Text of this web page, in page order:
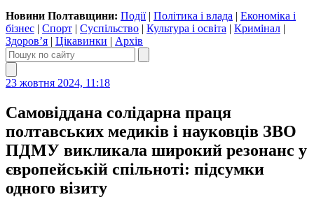
Новини Полтавщини: Події| Політика і влада | Економіка і
бізнес | Спорт | Суспільство | Культура і освіта | Кримінал |
Здоров’я | Цікавинки | Архів
23 жовтня 2024, 11:18
Самовіддана солідарна праця
полтавських медиків і науковців ЗВО
ПДМУ викликала широкий резонанс у
європейській спільноті: підсумки
одного візиту